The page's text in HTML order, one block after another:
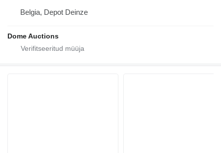
Belgia, Depot Deinze
Dome Auctions